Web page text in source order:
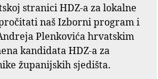
stranici HDZ-a za lokalne
naš Izborni program i
Plenkovića hrvatskim
kandidata HDZ-a za
županijskih sjedišta.